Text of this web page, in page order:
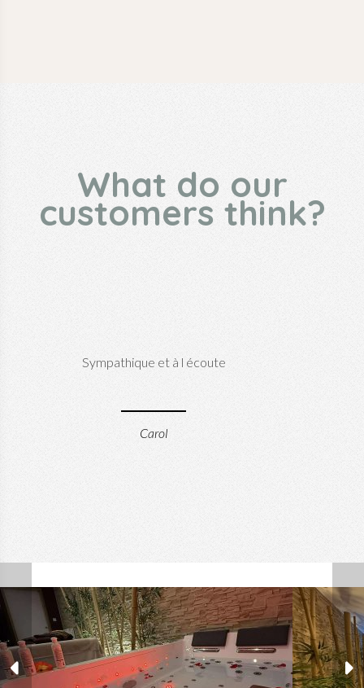
What do our
customers think?
Sympathique et à l écoute
Carol